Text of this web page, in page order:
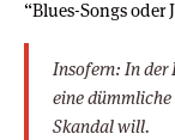
“Blues-Songs
Insofern: In der
eine
Skandal will.